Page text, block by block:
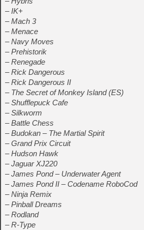
– IK+
– Mach 3
– Menace
– Navy Moves
– Prehistorik
– Renegade
– Rick Dangerous
– Rick Dangerous II
– The Secret of Monkey Island (ES)
– Shufflepuck Cafe
– Silkworm
– Battle Chess
– Budokan – The Martial Spirit
– Grand Prix Circuit
– Hudson Hawk
– Jaguar XJ220
– James Pond – Underwater Agent
– James Pond II – Codename RoboCod
– Ninja Remix
– Pinball Dreams
– Rodland
– R-Type